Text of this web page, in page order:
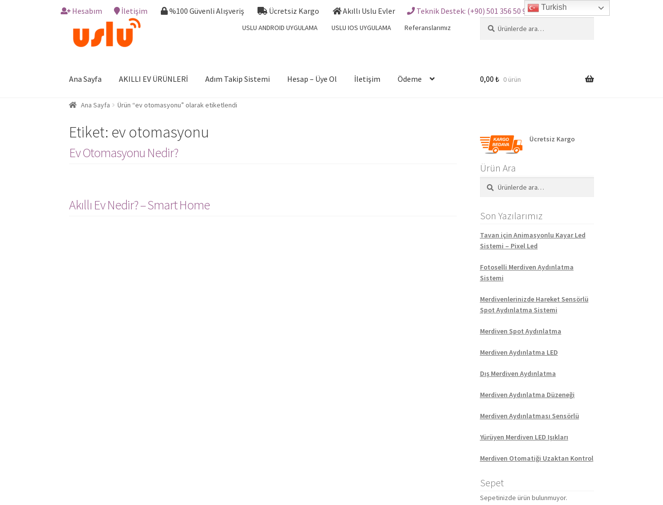
Hesabım İletişim %100 Güvenli Alışveriş Ücretsiz Kargo Akıllı Uslu Evler
Teknik Destek: (+90) 501 356 50 97
navigation
content
USLU ANDROID UYGULAMA USLU IOS UYGULAMA Referanslarımız
Ana Sayfa AKILLI EV ÜRÜNLERİ Adım Takip Sistemi Hesap – Üye Ol İletişim Ödeme 0,00 ₺ 0 ürün
Ana Sayfa Ürün “ev otomasyonu” olarak etiketlendi
Etiket: ev otomasyonu
Ev Otomasyonu Nedir?
Akıllı Ev Nedir? – Smart Home
Ücretsiz Kargo
Ürün Ara
Ara:
Ara
Son Yazılarımız
Tavan için Animasyonlu Kayar Led
Sistemi – Pixel Led
Fotoselli Merdiven Aydınlatma
Sistemi
Merdivenlerinizde Hareket Sensörlü
Spot Aydınlatma Sistemi
Merdiven Spot Aydınlatma
Merdiven Aydınlatma LED
Dış Merdiven Aydınlatma
Merdiven Aydınlatma Düzeneği
Merdiven Aydınlatması Sensörlü
Yürüyen Merdiven LED Işıkları
Merdiven Otomatiği Uzaktan Kontrol
Sepet
Sepetinizde ürün bulunmuyor.
Turkish